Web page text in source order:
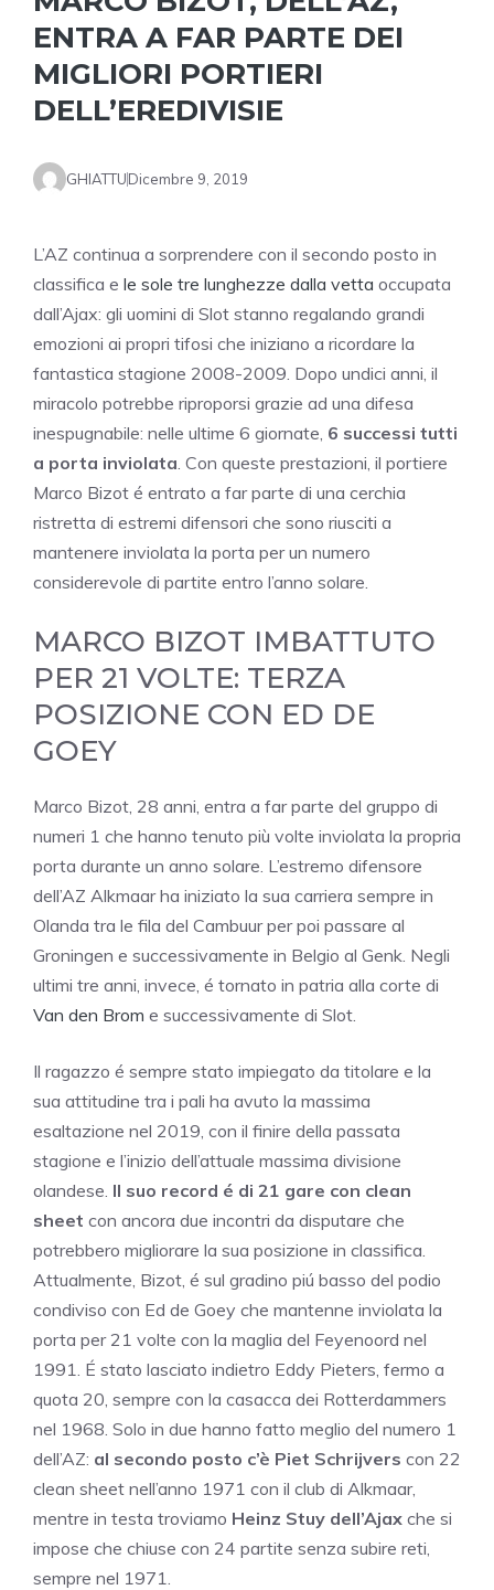
ENTRA A FAR PARTE DEI
MIGLIORI PORTIERI
DELL’EREDIVISIE
GHIATTUDicembre 9, 2019
L’AZ continua a sorprendere con il secondo posto in
classifica e le sole tre lunghezze dalla vetta occupata
dall’Ajax: gli uomini di Slot stanno regalando grandi
emozioni ai propri tifosi che iniziano a ricordare la
fantastica stagione 2008-2009. Dopo undici anni, il
miracolo potrebbe riproporsi grazie ad una difesa
inespugnabile: nelle ultime 6 giornate, 6 successi tutti
a porta inviolata. Con queste prestazioni, il portiere
Marco Bizot é entrato a far parte di una cerchia
ristretta di estremi difensori che sono riusciti a
mantenere inviolata la porta per un numero
considerevole di partite entro l’anno solare.
MARCO BIZOT IMBATTUTO
PER 21 VOLTE: TERZA
POSIZIONE CON ED DE
GOEY
Marco Bizot, 28 anni, entra a far parte del gruppo di
numeri 1 che hanno tenuto più volte inviolata la propria
porta durante un anno solare. L’estremo difensore
dell’AZ Alkmaar ha iniziato la sua carriera sempre in
Olanda tra le fila del Cambuur per poi passare al
Groningen e successivamente in Belgio al Genk. Negli
ultimi tre anni, invece, é tornato in patria alla corte di
Van den Brom e successivamente di Slot.
Il ragazzo é sempre stato impiegato da titolare e la
sua attitudine tra i pali ha avuto la massima
esaltazione nel 2019, con il finire della passata
stagione e l’inizio dell’attuale massima divisione
olandese. Il suo record é di 21 gare con clean
sheet con ancora due incontri da disputare che
potrebbero migliorare la sua posizione in classifica.
Attualmente, Bizot, é sul gradino piú basso del podio
condiviso con Ed de Goey che mantenne inviolata la
porta per 21 volte con la maglia del Feyenoord nel
1991. É stato lasciato indietro Eddy Pieters, fermo a
quota 20, sempre con la casacca dei Rotterdammers
nel 1968. Solo in due hanno fatto meglio del numero 1
dell’AZ: al secondo posto c’è Piet Schrijvers con 22
clean sheet nell’anno 1971 con il club di Alkmaar,
mentre in testa troviamo Heinz Stuy dell’Ajax che si
impose che chiuse con 24 partite senza subire reti,
sempre nel 1971.